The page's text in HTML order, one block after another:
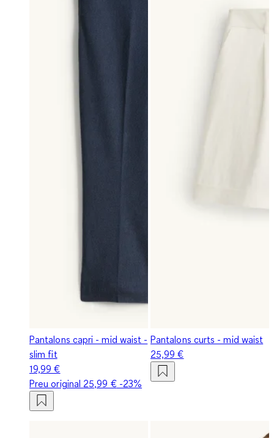
Pantalons capri - mid waist -
slim fit
19,99 €
Preu original 25,99 €-23%
Pantalons curts - mid waist
25,99 €